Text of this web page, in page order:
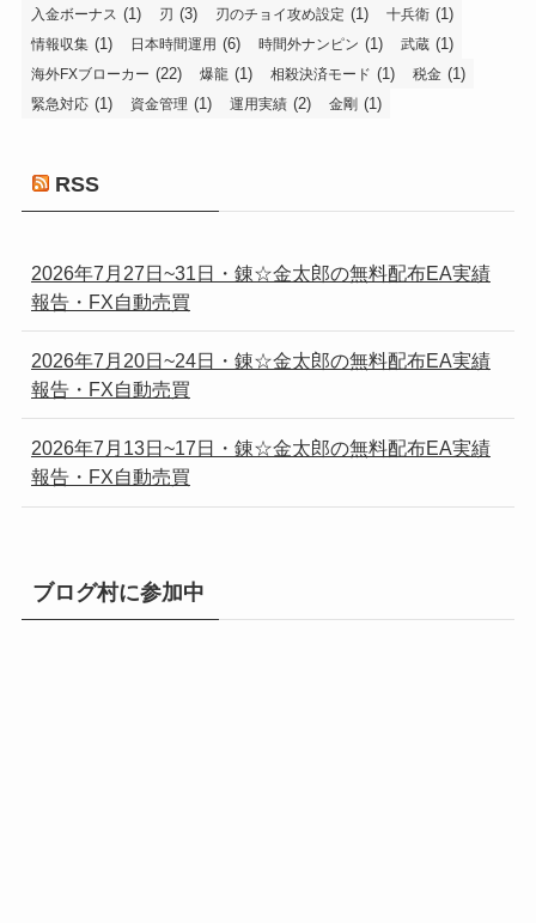
入金ボーナス (1) 刃 (3) 刃のチョイ攻め設定 (1) 十兵衛 (1)
情報収集 (1) 日本時間運用 (6) 時間外ナンピン (1) 武蔵 (1)
海外FXブローカー (22) 爆龍 (1) 相殺決済モード (1) 税金 (1)
緊急対応 (1) 資金管理 (1) 運用実績 (2) 金剛 (1)
RSS
2026年7月27日~31日・錬☆金太郎の無料配布EA実績
報告・FX自動売買
2026年7月20日~24日・錬☆金太郎の無料配布EA実績
報告・FX自動売買
2026年7月13日~17日・錬☆金太郎の無料配布EA実績
報告・FX自動売買
ブログ村に参加中